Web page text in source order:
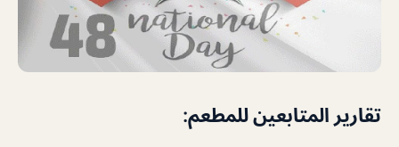
تقارير المتابعين للمطعم: